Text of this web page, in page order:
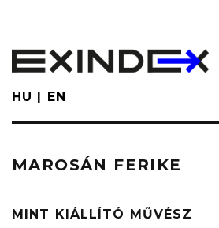
main
content
HU EN
MAROSÁN FERIKE
MINT KIÁLLÍTÓ MŰVÉSZ